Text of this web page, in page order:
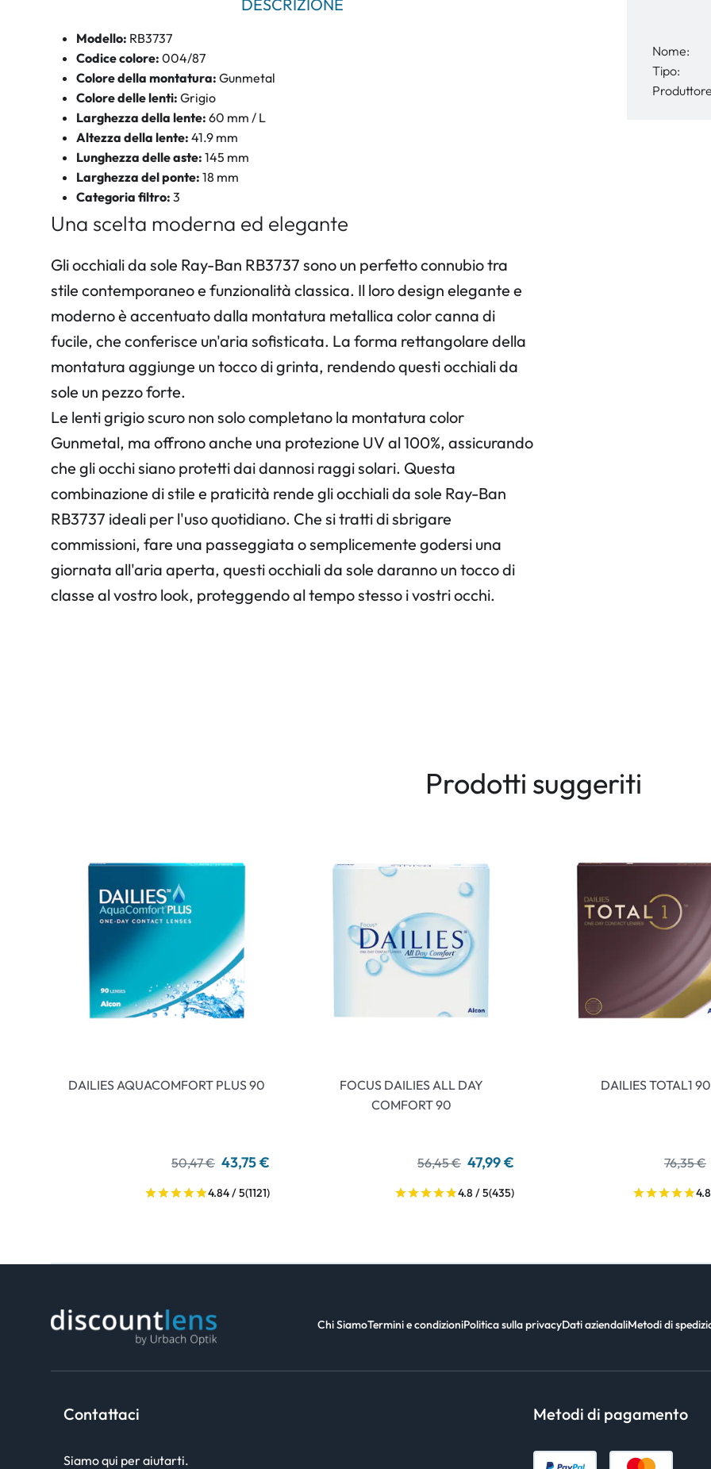
DESCRIZIONE
Modello: RB3737
Codice colore: 004/87
Colore della montatura: Gunmetal
Colore delle lenti: Grigio
Larghezza della lente: 60 mm / L
Altezza della lente: 41.9 mm
Lunghezza delle aste: 145 mm
Larghezza del ponte: 18 mm
Categoria filtro: 3
Una scelta moderna ed elegante
Gli occhiali da sole Ray-Ban RB3737 sono un perfetto connubio tra
stile contemporaneo e funzionalità classica. Il loro design elegante e
moderno è accentuato dalla montatura metallica color canna di
fucile, che conferisce un'aria sofisticata. La forma rettangolare della
montatura aggiunge un tocco di grinta, rendendo questi occhiali da
sole un pezzo forte.
Le lenti grigio scuro non solo completano la montatura color
Gunmetal, ma offrono anche una protezione UV al 100%, assicurando
che gli occhi siano protetti dai dannosi raggi solari. Questa
combinazione di stile e praticità rende gli occhiali da sole Ray-Ban
RB3737 ideali per l'uso quotidiano. Che si tratti di sbrigare
commissioni, fare una passeggiata o semplicemente godersi una
giornata all'aria aperta, questi occhiali da sole daranno un tocco di
classe al vostro look, proteggendo al tempo stesso i vostri occhi.
Nome:
Tipo:
Prodotti suggeriti
DAILIES AQUACOMFORT PLUS 90
50,47 € 43,75 €
4.84 / 5(1121)
FOCUS DAILIES ALL DAY
COMFORT 90
56,45 € 47,99 €
4.8 / 5(435)
DAILIES TOTAL1 90
76,35 €
Chi SiamoTermini e condizioniPolitica sulla privacyDati aziendaliMetodi di
Contattaci
Siamo qui per aiutarti.
Metodi di pagamento